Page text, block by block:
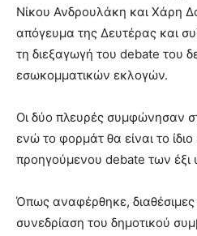
Νίκου Ανδρουλάκη και Χάρη
απόγευμα της Δευτέρας και
τη διεξαγωγή του debate του
εσωκομματικών εκλογών.
Οι δύο πλευρές συμφώνησαν
ενώ το φορμάτ θα είναι το
προηγούμενου debate των έξι
Όπως αναφέρθηκε,
συνεδρίαση του δημοτικού